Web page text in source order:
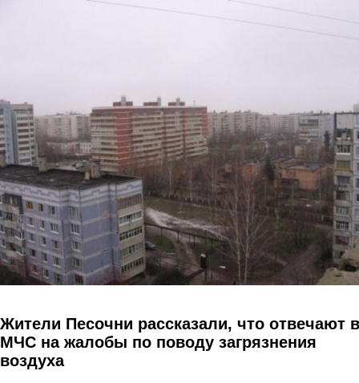
Перейти к основному содержанию
Жители Песочни рассказали, что отвечают в
МЧС на жалобы по поводу загрязнения
воздуха